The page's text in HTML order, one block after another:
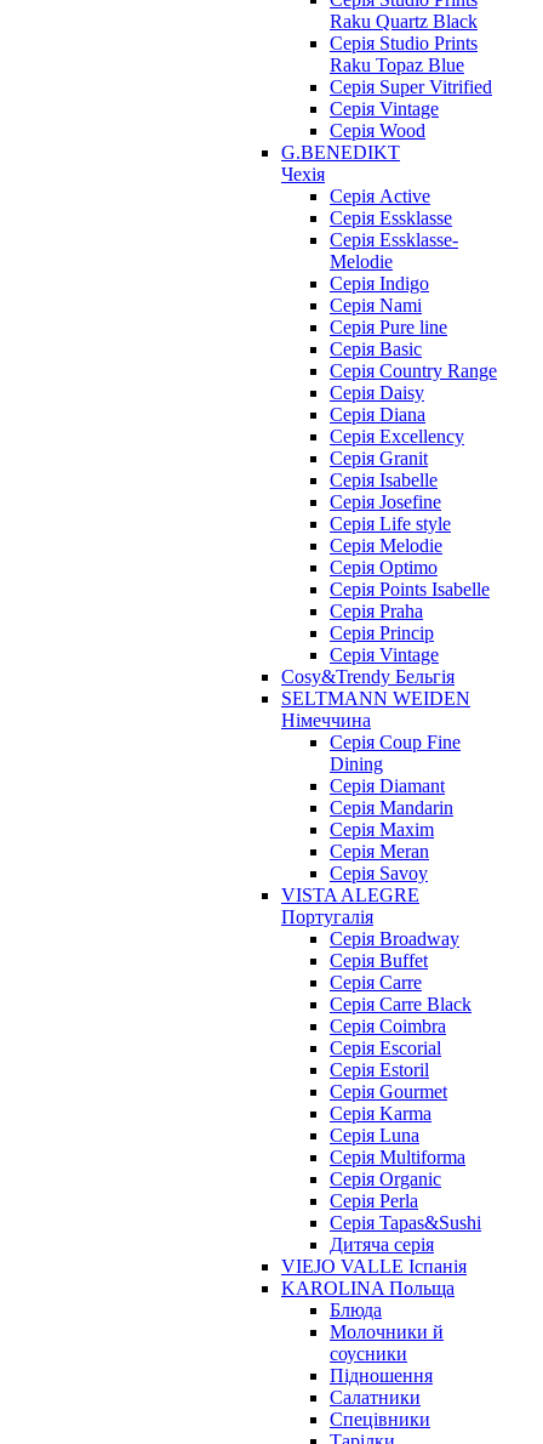
Raku Quartz Black
Серія Studio Prints
Raku Topaz Blue
Серія Super Vitrified
Серія Vintage
Серія Wood
G.BENEDIKT
Чехія
Cерія Active
Cерія Essklasse
Cерія Essklasse-
Melodie
Cерія Indigo
Cерія Nami
Cерія Pure line
Серія Basic
Серія Country Range
Серія Daisy
Серія Diana
Серія Excellency
Серія Granit
Серія Isabelle
Серія Josefine
Серія Life style
Серія Melodie
Серія Optimo
Серія Points Isabelle
Серія Praha
Серія Princip
Серія Vintage
Cosy&Trendy Бельгія
SELTMANN WEIDEN
Німеччина
Cерія Coup Fine
Dining
Cерія Diamant
Cерія Mandarin
Cерія Maxim
Серія Meran
Серія Savoy
VISTA ALEGRE
Португалія
Серія Broadway
Серія Buffet
Серія Carre
Серія Carre Black
Серія Coimbra
Серія Escorial
Серія Estoril
Серія Gourmet
Серія Karma
Серія Luna
Серія Multiforma
Серія Organic
Серія Perla
Серія Tapas&Sushi
Дитяча серія
VIEJO VALLE Іспанія
KAROLINA Польща
Блюда
Молочники й
соусники
Підношення
Салатники
Спецівники